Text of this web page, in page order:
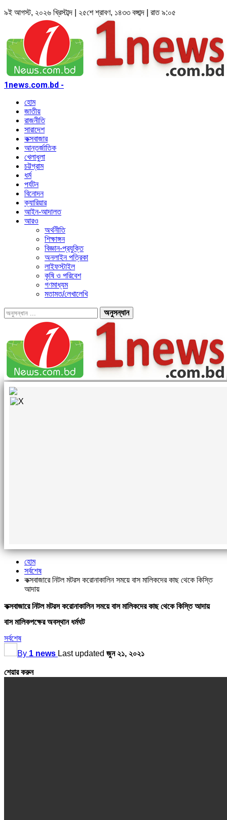
৯ই আগস্ট, ২০২৬ খ্রিস্টাব্দ | ২৫শে শ্রাবণ, ১৪৩৩ বঙ্গাব্দ | রাত ৯:০৫
1news.com.bd -
হোম
জাতীয়
রাজনীতি
সারাদেশ
কক্সবাজার
আন্তর্জাতিক
খেলাধুলা
চট্টগ্রাম
ধর্ম
পর্যটন
বিনোদন
ক্যারিয়ার
আইন-আদালত
আরও
অর্থনীতি
শিক্ষাঙ্গন
বিজ্ঞান-প্রযুক্তি
অনলাইন পত্রিকা
লাইফস্টাইল
কৃষি ও পরিবেশ
গণমাধ্যম
মতামত/লেখালেখি
হোম
সর্বশেষ
কক্সবাজারে নিটল মটরস করোনাকালিন সময়ে বাস মালিকদের কাছ থেকে কিস্তি
আদায়
কক্সবাজারে নিটল মটরস করোনাকালিন সময়ে বাস মালিকদের কাছ থেকে কিস্তি আদায়
বাস মালিকপক্ষের অবস্থান ধর্মঘট
সর্বশেষ
By 1 news Last updated জুন ২১, ২০২১
শেয়ার করুন